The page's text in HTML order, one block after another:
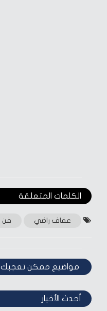
الكلمات المتعلقة‎
عفاف راضي فن
مواضيع ممكن تعجبك
أحدث الأخبار